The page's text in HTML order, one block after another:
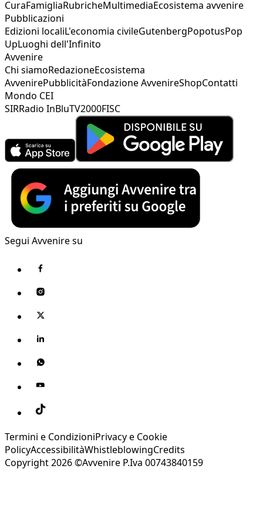
CuraFamigliaRubricheMultimediaEcosistema avvenire
Pubblicazioni
Edizioni localiL'economia civileGutenbergPopotusPop
UpLuoghi dell'Infinito
Avvenire
Chi siamoRedazioneEcosistema
AvvenirePubblicitàFondazione AvvenireShopContatti
Mondo CEI
SIRRadio InBluTV2000FISC
Segui Avvenire su
Termini e CondizioniPrivacy e Cookie
PolicyAccessibilitàWhistleblowingCredits
Copyright 2026 ©Avvenire P.Iva 00743840159